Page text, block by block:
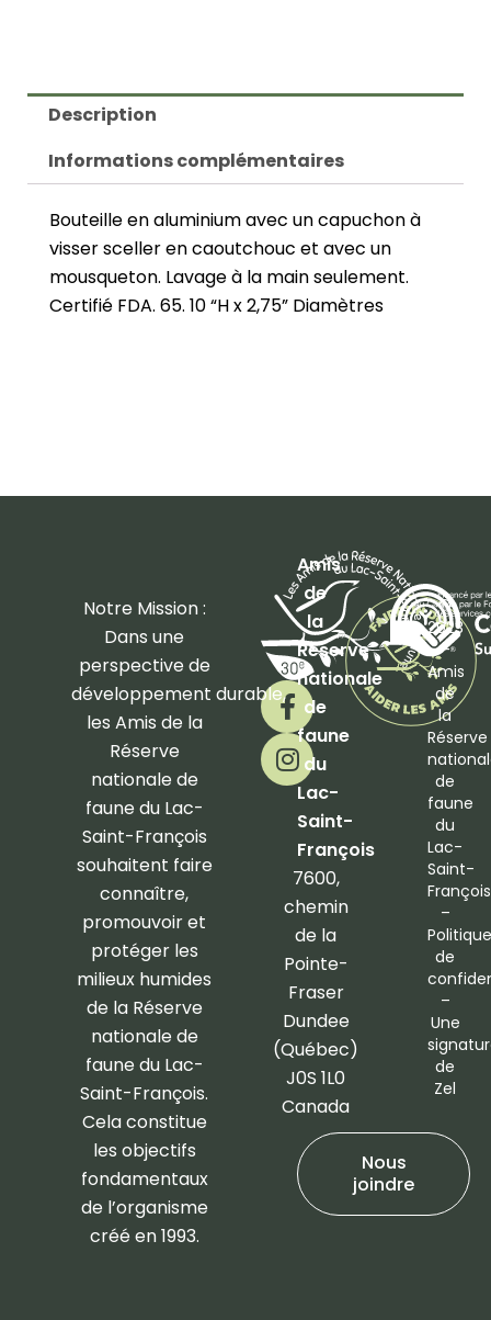
Description
Informations complémentaires
Bouteille en aluminium avec un capuchon à
visser sceller en caoutchouc et avec un
mousqueton. Lavage à la main seulement.
Certifié FDA. 65. 10 “H x 2,75” Diamètres
F
a
c
e
b
o
o
k
-
f
I
n
s
t
a
g
a
m
Amis
de
la
Réserve
nationale
de
faune
du
Lac-
Saint-
François
7600,
chemin
de la
Pointe-
Fraser
Dundee
(Québec)
J0S 1L0
Canada
Nous
joindre
Notre Mission :
Dans une
perspective de
développement durable,
les Amis de la
Réserve
nationale de
faune du Lac-
Saint-François
souhaitent faire
connaître,
promouvoir et
protéger les
milieux humides
de la Réserve
nationale de
faune du Lac-
Saint-François.
Cela constitue
les objectifs
fondamentaux
de l’organisme
créé en 1993.
©
2023
–
Amis
de
la
Réserve
de
faune
du
Lac-
Saint-
François
–
Politique
de
–
Une
de
Zel